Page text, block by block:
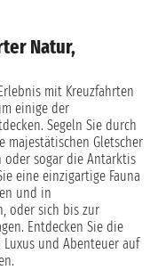
Natur,
mit Kreuzfahrten
einige der
Segeln Sie durch
majestätischen Gletscher
oder sogar die Antarktis
eine einzigartige Fauna
und in
oder sich bis zur
Entdecken Sie die
und Abenteuer auf